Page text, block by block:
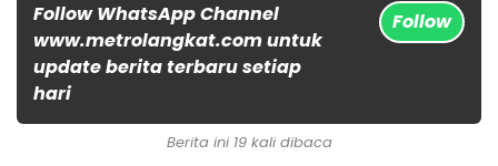
Follow WhatsApp Channel
www.metrolangkat.com untuk
update berita terbaru setiap
hari
Follow
Berita ini 19 kali dibaca